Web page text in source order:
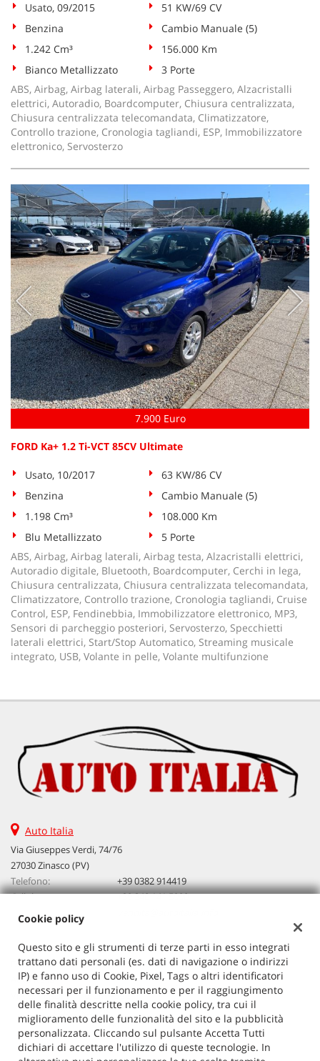
Usato, 09/2015
51 KW/69 CV
Benzina
Cambio Manuale (5)
1.242 Cm³
156.000 Km
Bianco Metallizzato
3 Porte
ABS, Airbag, Airbag laterali, Airbag Passeggero, Alzacristalli
elettrici, Autoradio, Boardcomputer, Chiusura centralizzata,
Chiusura centralizzata telecomandata, Climatizzatore,
Controllo trazione, Cronologia tagliandi, ESP, Immobilizzatore
elettronico, Servosterzo
7.900 Euro
FORD Ka+ 1.2 Ti-VCT 85CV Ultimate
Usato, 10/2017
63 KW/86 CV
Benzina
Cambio Manuale (5)
1.198 Cm³
108.000 Km
Blu Metallizzato
5 Porte
ABS, Airbag, Airbag laterali, Airbag testa, Alzacristalli elettrici,
Autoradio digitale, Bluetooth, Boardcomputer, Cerchi in lega,
Chiusura centralizzata, Chiusura centralizzata telecomandata,
Climatizzatore, Controllo trazione, Cronologia tagliandi, Cruise
Control, ESP, Fendinebbia, Immobilizzatore elettronico, MP3,
Sensori di parcheggio posteriori, Servosterzo, Specchietti
laterali elettrici, Start/Stop Automatico, Streaming musicale
integrato, USB, Volante in pelle, Volante multifunzione
Auto Italia
Via Giuseppes Verdi, 74/76
27030 Zinasco (PV)
Telefono:
+39 0382 914419
Cellulare:
+39 340 141 5990
Email:
Dati fiscali:
Auto Italia
VIA G. VERDI 74/76, ZINASCO
C.F/P.IVA:02603520186
Registro delle imprese:PV
Cookie policy
Questo sito e gli strumenti di terze parti in esso integrati
trattano dati personali (es. dati di navigazione o indirizzi
IP) e fanno uso di Cookie, Pixel, Tags o altri identificatori
necessari per il funzionamento e per il raggiungimento
delle finalità descritte nella cookie policy, tra cui il
miglioramento delle funzionalità del sito e la pubblicità
personalizzata. Cliccando sul pulsante Accetta Tutti
dichiari di accettare l'utilizzo di queste tecnologie. In